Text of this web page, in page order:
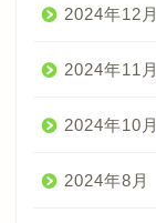
2024年12月
2024年11月
2024年10月
2024年8月